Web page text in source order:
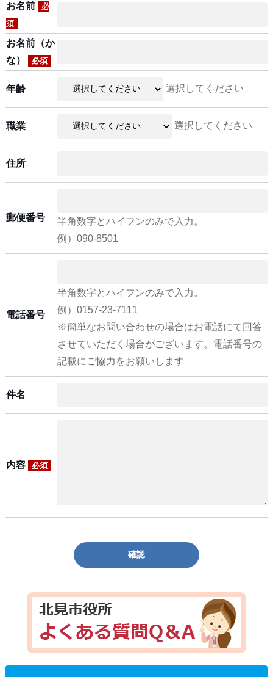
お名前
必
須
お名前（か
な）
必須
年齢 選択してください
職業 選択してください
住所
郵便番号
半角数字とハイフンのみで入力。
例）090-8501
電話番号
半角数字とハイフンのみで入力。
例）0157-23-7111
※簡単なお問い合わせの場合はお電話にて回答
させていただく場合がございます。電話番号の
記載にご協力をお願いします
件名
内容 必須
確認